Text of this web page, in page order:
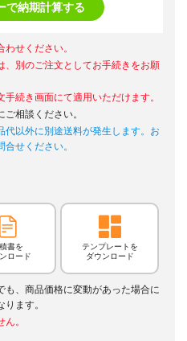
で納期計算する
せください。
別のご注文としてお手続きをお願
続き画面にて適用いただけます。
相談ください。
以外に別途送料が発生します。お
せください。
書を
ロード
テンプレートを
ダウンロード
、商品価格に変動があった場合に
ます。
。